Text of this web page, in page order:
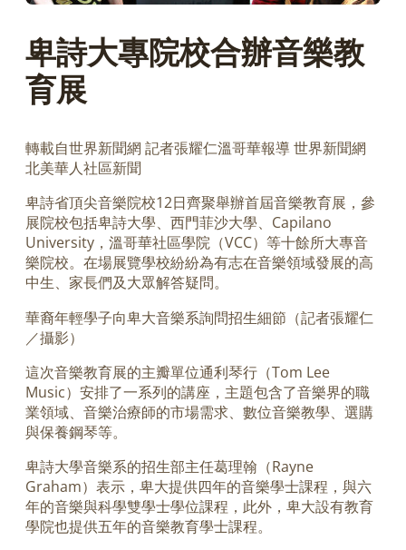
卑詩大專院校合辦音樂教
育展
轉載自世界新聞網 記者張耀仁溫哥華報導 世界新聞網
北美華人社區新聞
卑詩省頂尖音樂院校12日齊聚舉辦首屆音樂教育展，參
展院校包括卑詩大學、西門菲沙大學、Capilano
University，溫哥華社區學院（VCC）等十餘所大專音
樂院校。在場展覽學校紛紛為有志在音樂領域發展的高
中生、家長們及大眾解答疑問。
華裔年輕學子向卑大音樂系詢問招生細節（記者張耀仁
／攝影）
這次音樂教育展的主瓣單位通利琴行（Tom Lee
Music）安排了一系列的講座，主題包含了音樂界的職
業領域、音樂治療師的市場需求、數位音樂教學、選購
與保養鋼琴等。
卑詩大學音樂系的招生部主任葛理翰（Rayne
Graham）表示，卑大提供四年的音樂學士課程，與六
年的音樂與科學雙學士學位課程，此外，卑大設有教育
學院也提供五年的音樂教育學士課程。